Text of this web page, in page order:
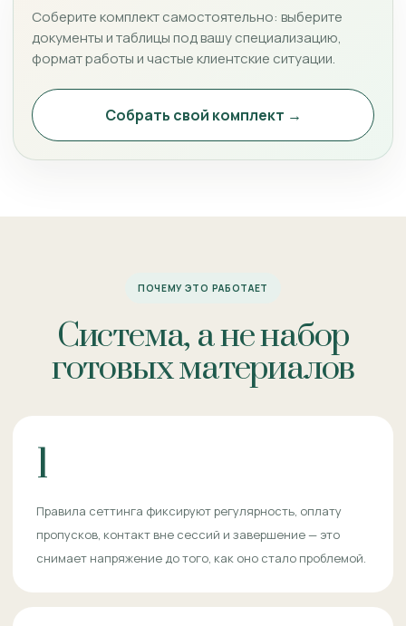
Соберите комплект самостоятельно: выберите
документы и таблицы под вашу специализацию,
формат работы и частые клиентские ситуации.
Собрать свой комплект →
ПОЧЕМУ ЭТО РАБОТАЕТ
Система, а не набор
готовых материалов
1
Правила сеттинга фиксируют регулярность, оплату
пропусков, контакт вне сессий и завершение — это
снимает напряжение до того, как оно стало проблемой.